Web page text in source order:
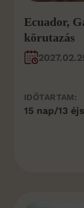
Ecuador,
körutazás
IDŐTARTAM:
15 nap/13